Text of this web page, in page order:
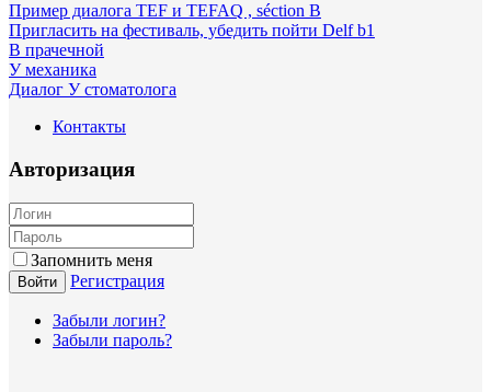
Пример диалога TEF и TEFAQ , séction B
Пригласить на фестиваль, убедить пойти Delf b1
В прачечной
У механика
Диалог У стоматолога
Контакты
Авторизация
Запомнить меня
Войти Регистрация
Забыли логин?
Забыли пароль?